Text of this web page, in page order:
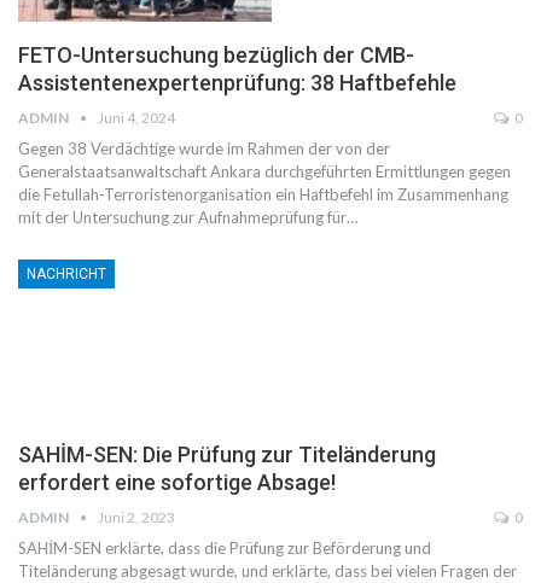
FETO-Untersuchung bezüglich der CMB-
Assistentenexpertenprüfung: 38 Haftbefehle
ADMIN Juni 4, 2024 0
Gegen 38 Verdächtige wurde im Rahmen der von der
Generalstaatsanwaltschaft Ankara durchgeführten Ermittlungen gegen
die Fetullah-Terroristenorganisation ein Haftbefehl im Zusammenhang
mit der Untersuchung zur Aufnahmeprüfung für…
NACHRICHT
SAHİM-SEN: Die Prüfung zur Titeländerung
erfordert eine sofortige Absage!
ADMIN Juni 2, 2023 0
SAHİM-SEN erklärte, dass die Prüfung zur Beförderung und
Titeländerung abgesagt wurde, und erklärte, dass bei vielen Fragen der